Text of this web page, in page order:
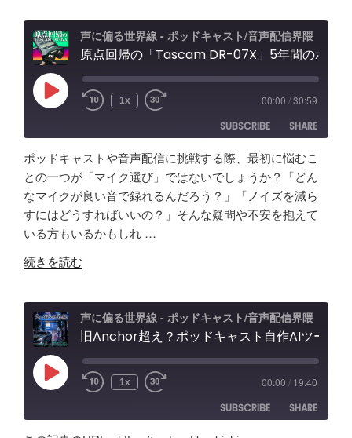
ト
オ
ー
ィ
タ
ー
フ
ェ
ー
ス
ビ
ュ
ー
忘
＆
検
証"
え
る
想
ド
キ
ャ
ス
ト
音
編
集」
ア
リ
【Google
Studio】
声に偏る世界線 - ポッドキャスト/音声配信界隈
Play
Episode 1x 00:00 /30:59
SUBSCRIBE
SHARE
Amazon
Apple Podcasts
RSS
Spotify
RSS FEED
SHARE
LINK
EMBED
ポッドキャストや音声配信に挑戦する際、最初に悩むこ
との一つが「マイク選び」ではないでしょうか？「どん
なマイクが良い音で録れるんだろう？」「ノイズを減ら
すにはどうすればいいの？」そんな疑問や不安を抱えて
いる方もいるかもしれ …
"原
回
帰
の
「Tascam
DR-
07X」
続きを読む
声に偏る世界線 - ポッドキャスト/音声配信界隈
Play
Episode 1x 00:00 / 19:40
SUBSCRIBE
SHARE